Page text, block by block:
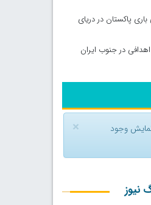
پاکستان در دریای
در جنوب ایران
×
وجود
نیوز